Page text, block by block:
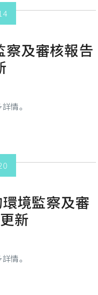
及審核報告
情。
境監察及審
新
情。